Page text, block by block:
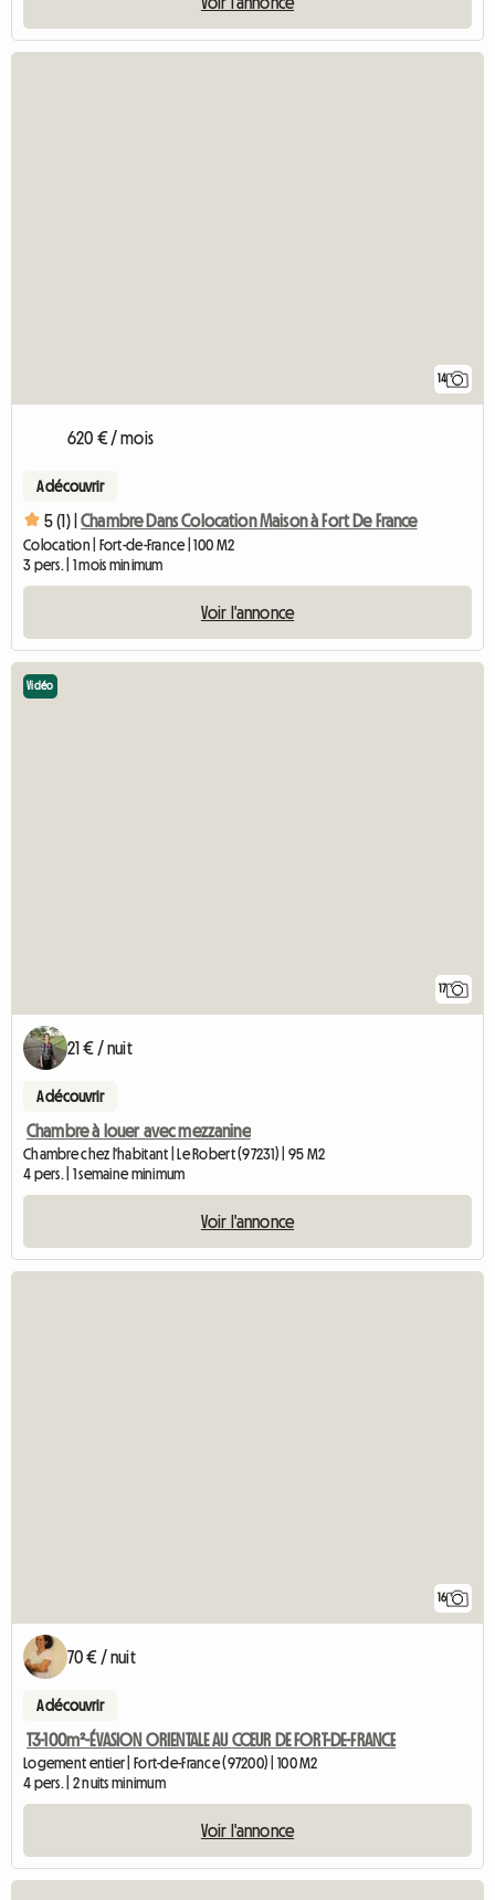
14
620 € / mois
A découvrir
5 (1) | Chambre Dans Colocation Maison à Fort De France
Colocation | Fort-de-France | 100 M2
3 pers. | 1 mois minimum
Voir l'annonce
17
Vidéo
21 € / nuit
A découvrir
Chambre à louer avec mezzanine
Chambre chez l'habitant | Le Robert (97231) | 95 M2
4 pers. | 1 semaine minimum
Voir l'annonce
16
70 € / nuit
A découvrir
T3-100m²-ÉVASION ORIENTALE AU CŒUR DE FORT-DE-FRANCE
Logement entier | Fort-de-France (97200) | 100 M2
4 pers. | 2 nuits minimum
Voir l'annonce